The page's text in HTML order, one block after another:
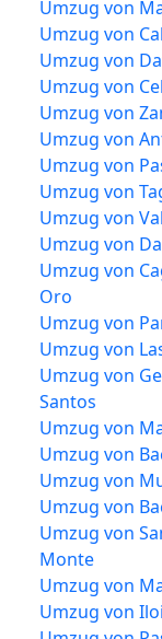
Umzug von
Umzug von
Umzug von
Umzug von
Umzug von
Umzug von
Umzug von
Umzug von
Umzug von
Umzug von
Umzug von
Oro
Umzug von
Umzug von
Umzug von
Santos
Umzug von
Umzug von
Umzug von
Umzug von
Umzug von
Monte
Umzug von
Umzug von